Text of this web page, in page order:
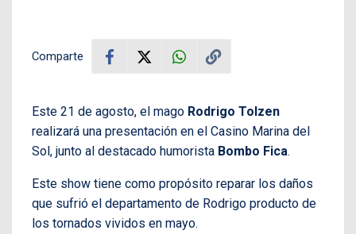
Comparte
Este 21 de agosto, el mago Rodrigo Tolzen
realizará una presentación en el Casino Marina del
Sol, junto al destacado humorista Bombo Fica.
Este show tiene como propósito reparar los daños
que sufrió el departamento de Rodrigo producto de
los tornados vividos en mayo.